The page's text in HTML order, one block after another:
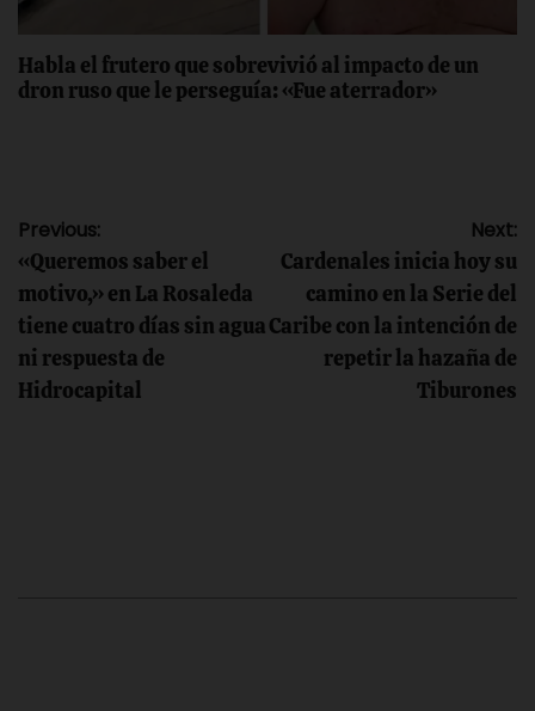
Habla el frutero que sobrevivió al impacto de un
dron ruso que le perseguía: «Fue aterrador»
Navegación
de
entradas
Previous:
«Queremos saber el
motivo,» en La Rosaleda
tiene cuatro días sin agua
ni respuesta de
Hidrocapital
Next:
Cardenales inicia hoy su
camino en la Serie del
Caribe con la intención de
repetir la hazaña de
Tiburones